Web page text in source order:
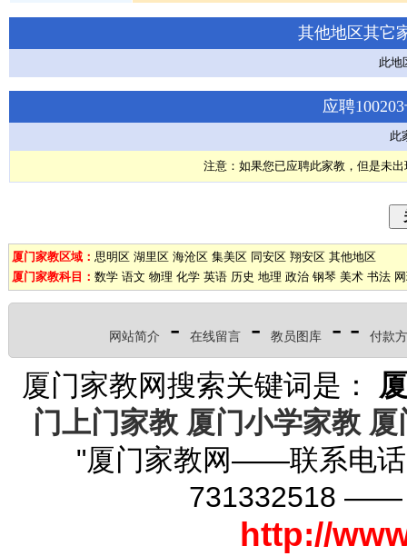
其他地区其它
此地
应聘
此
注意：如果您已应聘此家教，但是未
厦门家教区域： 思明区 湖里区 海沧区 集美区 同安区 翔安区 其他地区
厦门家教科目： 数学 语文 物理 化学 英语 历史 地理 政治 钢琴 美术 书法
网站简介 - 在线留言 - 教员图库 - - 付款
厦门家教网搜索关键词是：
门上门家教 厦门小学家教 厦
"厦门家教网——联系电
731332518 ——
http://